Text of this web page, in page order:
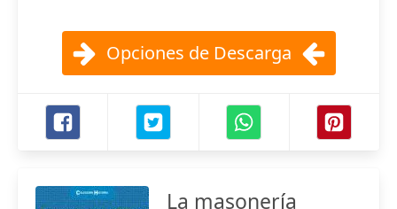
Opciones de Descarga
La masonería